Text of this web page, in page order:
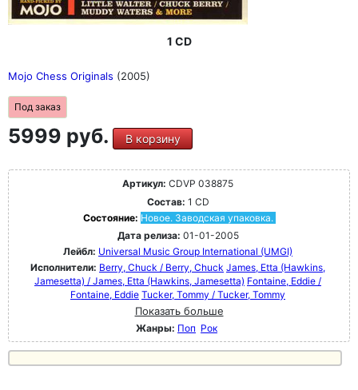
1 CD
Mojo Chess Originals (2005)
Под заказ
5999 руб. В корзину
Артикул: CDVP 038875
Состав: 1 CD
Состояние: Новое. Заводская упаковка.
Дата релиза: 01-01-2005
Лейбл: Universal Music Group International (UMGI)
Исполнители: Berry, Chuck / Berry, Chuck James, Etta (Hawkins,
Jamesetta) / James, Etta (Hawkins, Jamesetta) Fontaine, Eddie /
Fontaine, Eddie Tucker, Tommy / Tucker, Tommy
Показать больше
Жанры: Поп Рок